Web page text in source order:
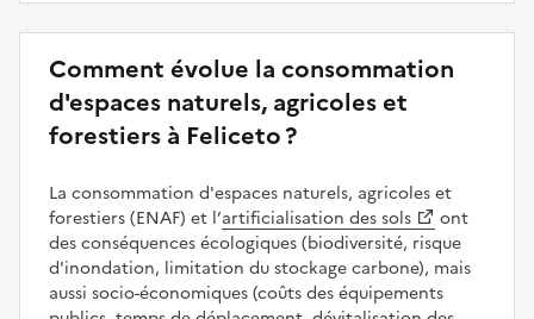
Comment évolue la consommation
d'espaces naturels, agricoles et
forestiers à Feliceto ?
La consommation d'espaces naturels, agricoles et
forestiers (ENAF) et l’artificialisation des sols
ont
des conséquences écologiques (biodiversité, risque
d'inondation, limitation du stockage carbone), mais
aussi socio-économiques (coûts des équipements